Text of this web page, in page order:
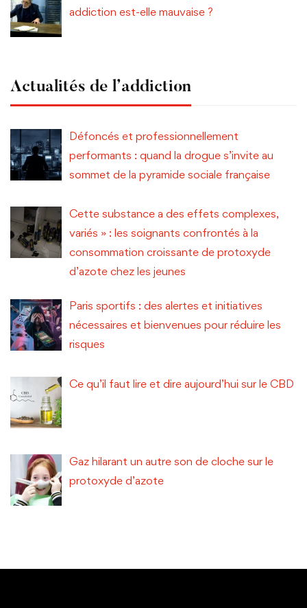
addiction est-elle mauvaise ?
Actualités de l’addiction
Défoncés et professionnellement
performants : quand la drogue s’invite au
sommet de la pyramide sociale française
Cette substance a des effets complexes,
variés » : les soignants confrontés à la
consommation croissante de protoxyde
d’azote chez les jeunes
Paris sportifs : des alertes et initiatives
nécessaires et bienvenues pour réduire les
risques
Ce qu’il faut lire et dire aujourd’hui sur le CBD
Gaz hilarant un autre son de cloche sur le
protoxyde d’azote